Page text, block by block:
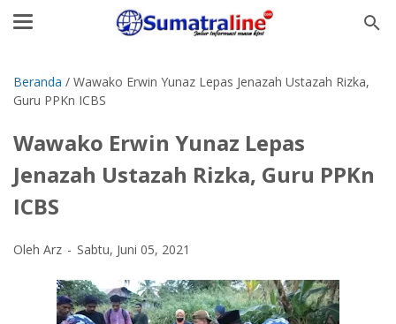
Beranda / Wawako Erwin Yunaz Lepas Jenazah Ustazah Rizka,
Guru PPKn ICBS
Wawako Erwin Yunaz Lepas
Jenazah Ustazah Rizka, Guru PPKn
ICBS
Oleh Arz Sabtu, Juni 05, 2021